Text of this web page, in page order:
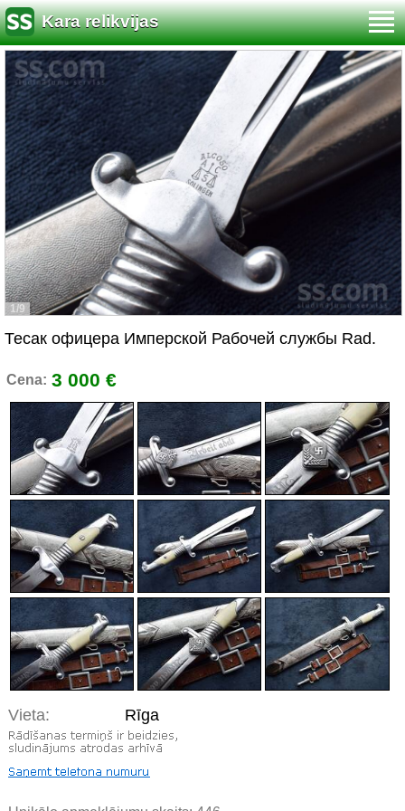
Kara relikvijas
1/9
Тесак офицера Имперской Рабочей службы Rad.
Cena: 3 000 €
Vieta: Rīga